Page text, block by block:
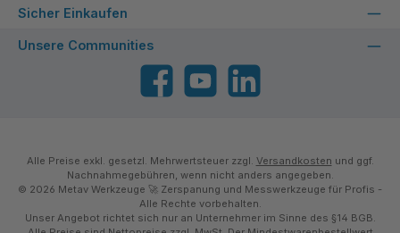
Sicher Einkaufen
Unsere Communities
FacebookYouTube
Alle Preise exkl. gesetzl. Mehrwertsteuer zzgl. Versandkosten und ggf.
Nachnahmegebühren, wenn nicht anders angegeben.
© 2026 Metav Werkzeuge 🚀 Zerspanung und Messwerkzeuge für Profis -
Alle Rechte vorbehalten.
Unser Angebot richtet sich nur an Unternehmer im Sinne des §14 BGB.